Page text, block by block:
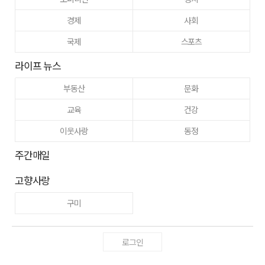
경제
사회
국제
스포츠
라이프 뉴스
부동산
문화
교육
건강
이웃사랑
동정
주간매일
고향사랑
구미
로그인